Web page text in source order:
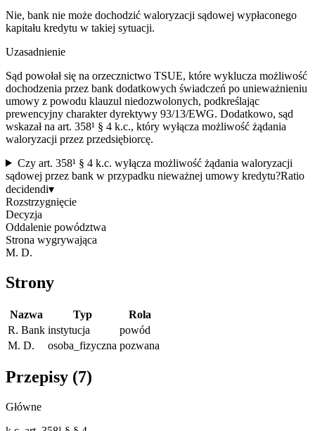
Nie, bank nie może dochodzić waloryzacji sądowej wypłaconego
kapitału kredytu w takiej sytuacji.
Uzasadnienie
Sąd powołał się na orzecznictwo TSUE, które wyklucza możliwość
dochodzenia przez bank dodatkowych świadczeń po unieważnieniu
umowy z powodu klauzul niedozwolonych, podkreślając
prewencyjny charakter dyrektywy 93/13/EWG. Dodatkowo, sąd
wskazał na art. 358¹ § 4 k.c., który wyłącza możliwość żądania
waloryzacji przez przedsiębiorcę.
Czy art. 358¹ § 4 k.c. wyłącza możliwość żądania waloryzacji
sądowej przez bank w przypadku nieważnej umowy kredytu?Ratio
decidendi▾
Rozstrzygnięcie
Decyzja
Oddalenie powództwa
Strona wygrywająca
M. D.
Strony
Nazwa Typ
Rola
R. Bank instytucja
powód
M. D.
osoba_fizyczna pozwana
Przepisy (7)
Główne